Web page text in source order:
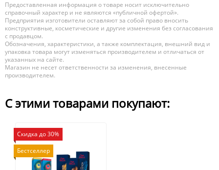
Предоставленная информация о товаре носит исключительно
справочный характер и не являются «публичной офертой».
Предприятия изготовители оставляют за собой право вносить
конструктивные, косметические и другие изменения без согласования
с продавцом.
Обозначения, характеристики, а также комплектация, внешний вид и
упаковка товара могут изменяться производителем и отличаться от
указанных на сайте.
Магазин не несет ответственности за изменения, внесенные
производителем.
С этими товарами покупают:
Скидка до 30%
Бестселлер